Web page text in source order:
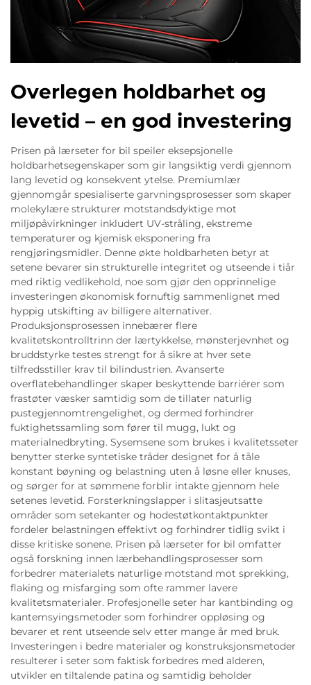
Overlegen holdbarhet og
levetid – en god investering
Prisen på lærseter for bil speiler eksepsjonelle
holdbarhetsegenskaper som gir langsiktig verdi gjennom
lang levetid og konsekvent ytelse. Premiumlær
gjennomgår spesialiserte garvningsprosesser som skaper
molekylære strukturer motstandsdyktige mot
miljøpåvirkninger inkludert UV-stråling, ekstreme
temperaturer og kjemisk eksponering fra
rengjøringsmidler. Denne økte holdbarheten betyr at
setene bevarer sin strukturelle integritet og utseende i tiår
med riktig vedlikehold, noe som gjør den opprinnelige
investeringen økonomisk fornuftig sammenlignet med
hyppig utskifting av billigere alternativer.
Produksjonsprosessen innebærer flere
kvalitetskontrolltrinn der lærtykkelse, mønsterjevnhet og
bruddstyrke testes strengt for å sikre at hver sete
tilfredsstiller krav til bilindustrien. Avanserte
overflatebehandlinger skaper beskyttende barriérer som
frastøter væsker samtidig som de tillater naturlig
pustegjennomtrengelighet, og dermed forhindrer
fuktighetssamling som fører til mugg, lukt og
materialnedbryting. Sysemsene som brukes i kvalitetsseter
benytter sterke syntetiske tråder designet for å tåle
konstant bøyning og belastning uten å løsne eller knuses,
og sørger for at sømmene forblir intakte gjennom hele
setenes levetid. Forsterkningslapper i slitasjeutsatte
områder som setekanter og hodestøtkontaktpunkter
fordeler belastningen effektivt og forhindrer tidlig svikt i
disse kritiske sonene. Prisen på lærseter for bil omfatter
også forskning innen lærbehandlingsprosesser som
forbedrer materialets naturlige motstand mot sprekking,
flaking og misfarging som ofte rammer lavere
kvalitetsmaterialer. Profesjonelle seter har kantbinding og
kantemsyingsmetoder som forhindrer oppløsing og
bevarer et rent utseende selv etter mange år med bruk.
Investeringen i bedre materialer og konstruksjonsmetoder
resulterer i seter som faktisk forbedres med alderen,
utvikler en tiltalende patina og samtidig beholder